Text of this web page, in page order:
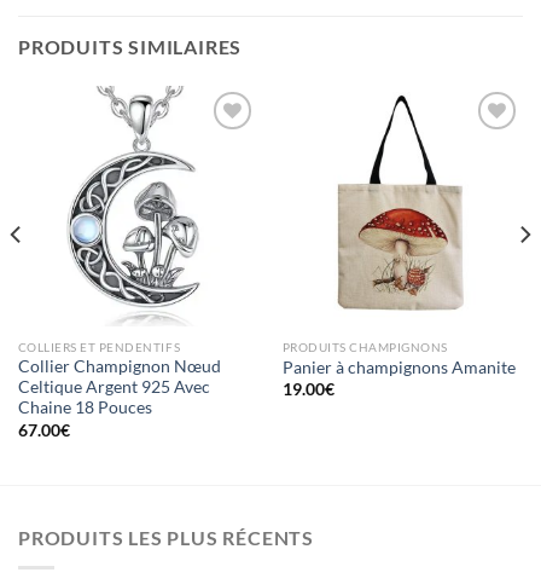
PRODUITS SIMILAIRES
d’envies
COLLIERS ET PENDENTIFS
Collier Champignon Nœud
Celtique Argent 925 Avec
Chaine 18 Pouces
67.00€
Ajouter
PRODUITS CHAMPIGNONS
Panier à champignons Amanite
19.00€
PRODUITS LES PLUS RÉCENTS